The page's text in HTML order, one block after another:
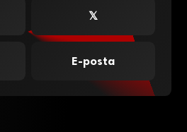
𝕏
E-posta